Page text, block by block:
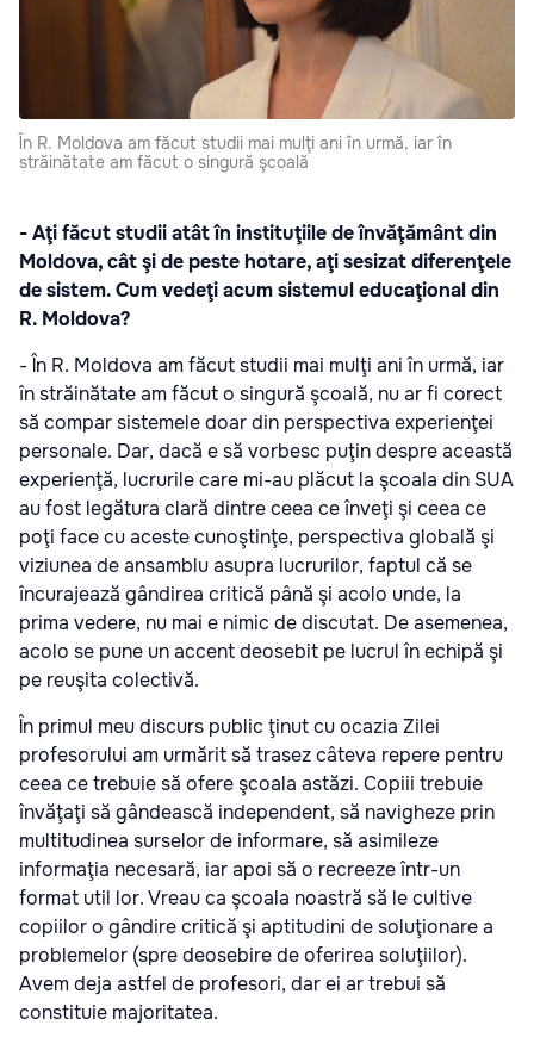
În R. Moldova am făcut studii mai mulţi ani în urmă, iar în
străinătate am făcut o singură şcoală
- Aţi făcut studii atât în instituţiile de învăţământ din
Moldova, cât şi de peste hotare, aţi sesizat diferenţele
de sistem. Cum vedeţi acum sistemul educaţional din
R. Moldova?
- În R. Moldova am făcut studii mai mulţi ani în urmă, iar
în străinătate am făcut o singură şcoală, nu ar fi corect
să compar sistemele doar din perspectiva experienţei
personale. Dar, dacă e să vorbesc puţin despre această
experienţă, lucrurile care mi-au plăcut la şcoala din SUA
au fost legătura clară dintre ceea ce înveţi şi ceea ce
poţi face cu aceste cunoştinţe, perspectiva globală şi
viziunea de ansamblu asupra lucrurilor, faptul că se
încurajează gândirea critică până şi acolo unde, la
prima vedere, nu mai e nimic de discutat. De asemenea,
acolo se pune un accent deosebit pe lucrul în echipă şi
pe reuşita colectivă.
În primul meu discurs public ţinut cu ocazia Zilei
profesorului am urmărit să trasez câteva repere pentru
ceea ce trebuie să ofere şcoala astăzi. Copiii trebuie
învăţaţi să gândească independent, să navigheze prin
multitudinea surselor de informare, să asimileze
informaţia necesară, iar apoi să o recreeze într-un
format util lor. Vreau ca şcoala noastră să le cultive
copiilor o gândire critică şi aptitudini de soluţionare a
problemelor (spre deosebire de oferirea soluţiilor).
Avem deja astfel de profesori, dar ei ar trebui să
constituie majoritatea.